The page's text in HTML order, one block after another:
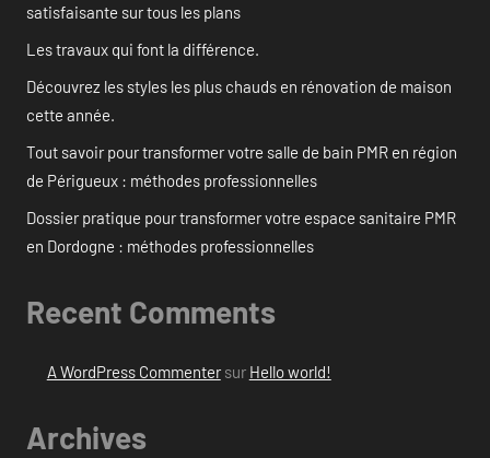
satisfaisante sur tous les plans
Les travaux qui font la différence.
Découvrez les styles les plus chauds en rénovation de maison
cette année.
Tout savoir pour transformer votre salle de bain PMR en région
de Périgueux : méthodes professionnelles
Dossier pratique pour transformer votre espace sanitaire PMR
en Dordogne : méthodes professionnelles
Recent Comments
A WordPress Commentersur Hello world!
Archives